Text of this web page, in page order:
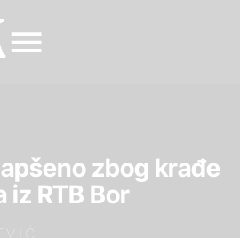
zbog krađe
iz RTB Bor